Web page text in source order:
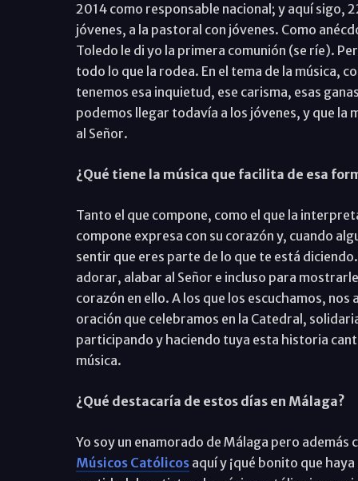
2014 como responsable nacional; y aquí sigo,
jóvenes, a la pastoral con jóvenes. Como
Toledo le di yo la primera comunión (se ríe).
todo lo que la rodea. En el tema de la música,
tenemos esa inquietud, ese carisma, esas
podemos llegar todavía a los jóvenes, y que
al Señor.
¿Qué tiene la música que facilita de esa
Tanto el que compone, como el que la
compone expresa con su corazón y, cuando
sentir que eres parte de lo que te está
adorar, alabar al Señor e incluso para
corazón en ello. A los que los escuchamos,
oración que celebramos en la Catedral,
participando y haciendo tuya esta historia
música.
¿Qué destacaría de estos días en Málaga?
Yo soy un enamorado de Málaga pero
Músicos Católicosaquí y ¡qué bonito que